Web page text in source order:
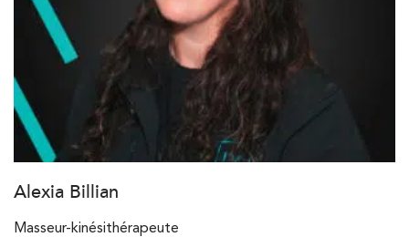
Alexia Billian
Masseur-kinésithérapeute